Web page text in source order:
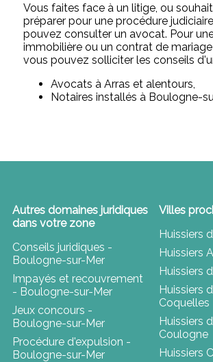
Vous faites face à un litige, ou
préparer pour une procédure
pouvez consulter un avocat. Pour
immobilière ou un contrat de
vous pouvez solliciter les conseils
Avocats à Arras et alentours,
Notaires installés à Boulogne-
Autres domaines juridiques
dans votre zone
Conseils juridiques -
Boulogne-sur-Mer
Impayés et recouvrement
- Boulogne-sur-Mer
Jeux concours -
Boulogne-sur-Mer
Procédure d'expulsion -
Boulogne-sur-Mer
Villes
Huissiers
Huissiers
Huissiers
Huissiers
Coquelles
Huissiers
Coulogne
Huissiers